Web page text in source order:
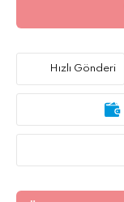
Hızlı Gönderi